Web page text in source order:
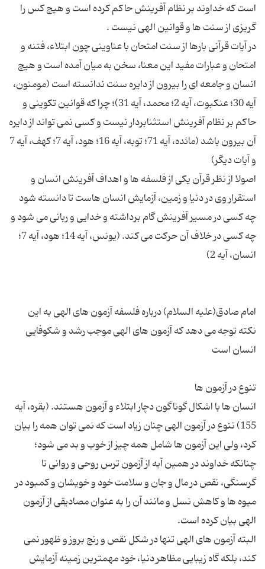
است كه خداوند بر نظام آفرینش حاكم كرده است و هیچ كس را
در آیات قرآنی بارها از سنت امتحان با عناوینی چون ابتلاء، فتنه و
امتحان و عبارات مفید این معنا، سخن به میان آمده است و هیچ
انسان و جامعه ای را بیرون از دایره سنت ندانسته است (مومنون،
آیه 30؛ عنكبوت، آیه 2؛ محمد، آیه 31)؛ چرا كه قوانین تكوینی و
حاكم بر نظام آفرینش استثنابردار نیست و كسی نمی تواند از دایره
آن بیرون باشد (مائده، آیه 71؛ توبه، آیه 16؛ هود، آیه 7؛ كهف، آیه 7
اصولا از نظر قرآن یكی از فلسفه ها و اهداف آفرینش انسان و
استقرار وی در دنیا و زمین، آزمایش انسان هاست تا دانسته شود
چه كسی در مسیر آفرینش گام برداشته و خدایی و ربانی می شود و
چه كسی در خلاف آن حركت می كند. (یونس، آیه 14؛ هود، آیه 7؛
امام صادق(علیه السلام) درباره فلسفه آزمون های الهی به این
نكته توجه می دهد كه آزمون های الهی موجب رشد و شكوفایی
انسان ها با اشكال گوناگون دچار ابتلاء و آزمون هستند. (بقره، آیه
155) تنوع در آزمون الهی چنان زیاد است كه نمی توان همه را بیان
كرد، ولی این آزمون ها شامل همه چیز از خوب و بد می شود؛
چنانكه خداوند در همین آیه از آزمون ترس روحی و روانی تا
گرسنگی، نقص در مال و جان و سلامت خود و خویشان و كمبود در
میوه ها و كاهش نسل و مانند آن را به عنوان مصادیقی از آزمون
البته آزمون های الهی تنها در شكل نقص و رنج بروز و ظهور نمی
كند، بلكه گاه زیبایی مظاهر دنیا، خود مهمترین زمینه آزمایش